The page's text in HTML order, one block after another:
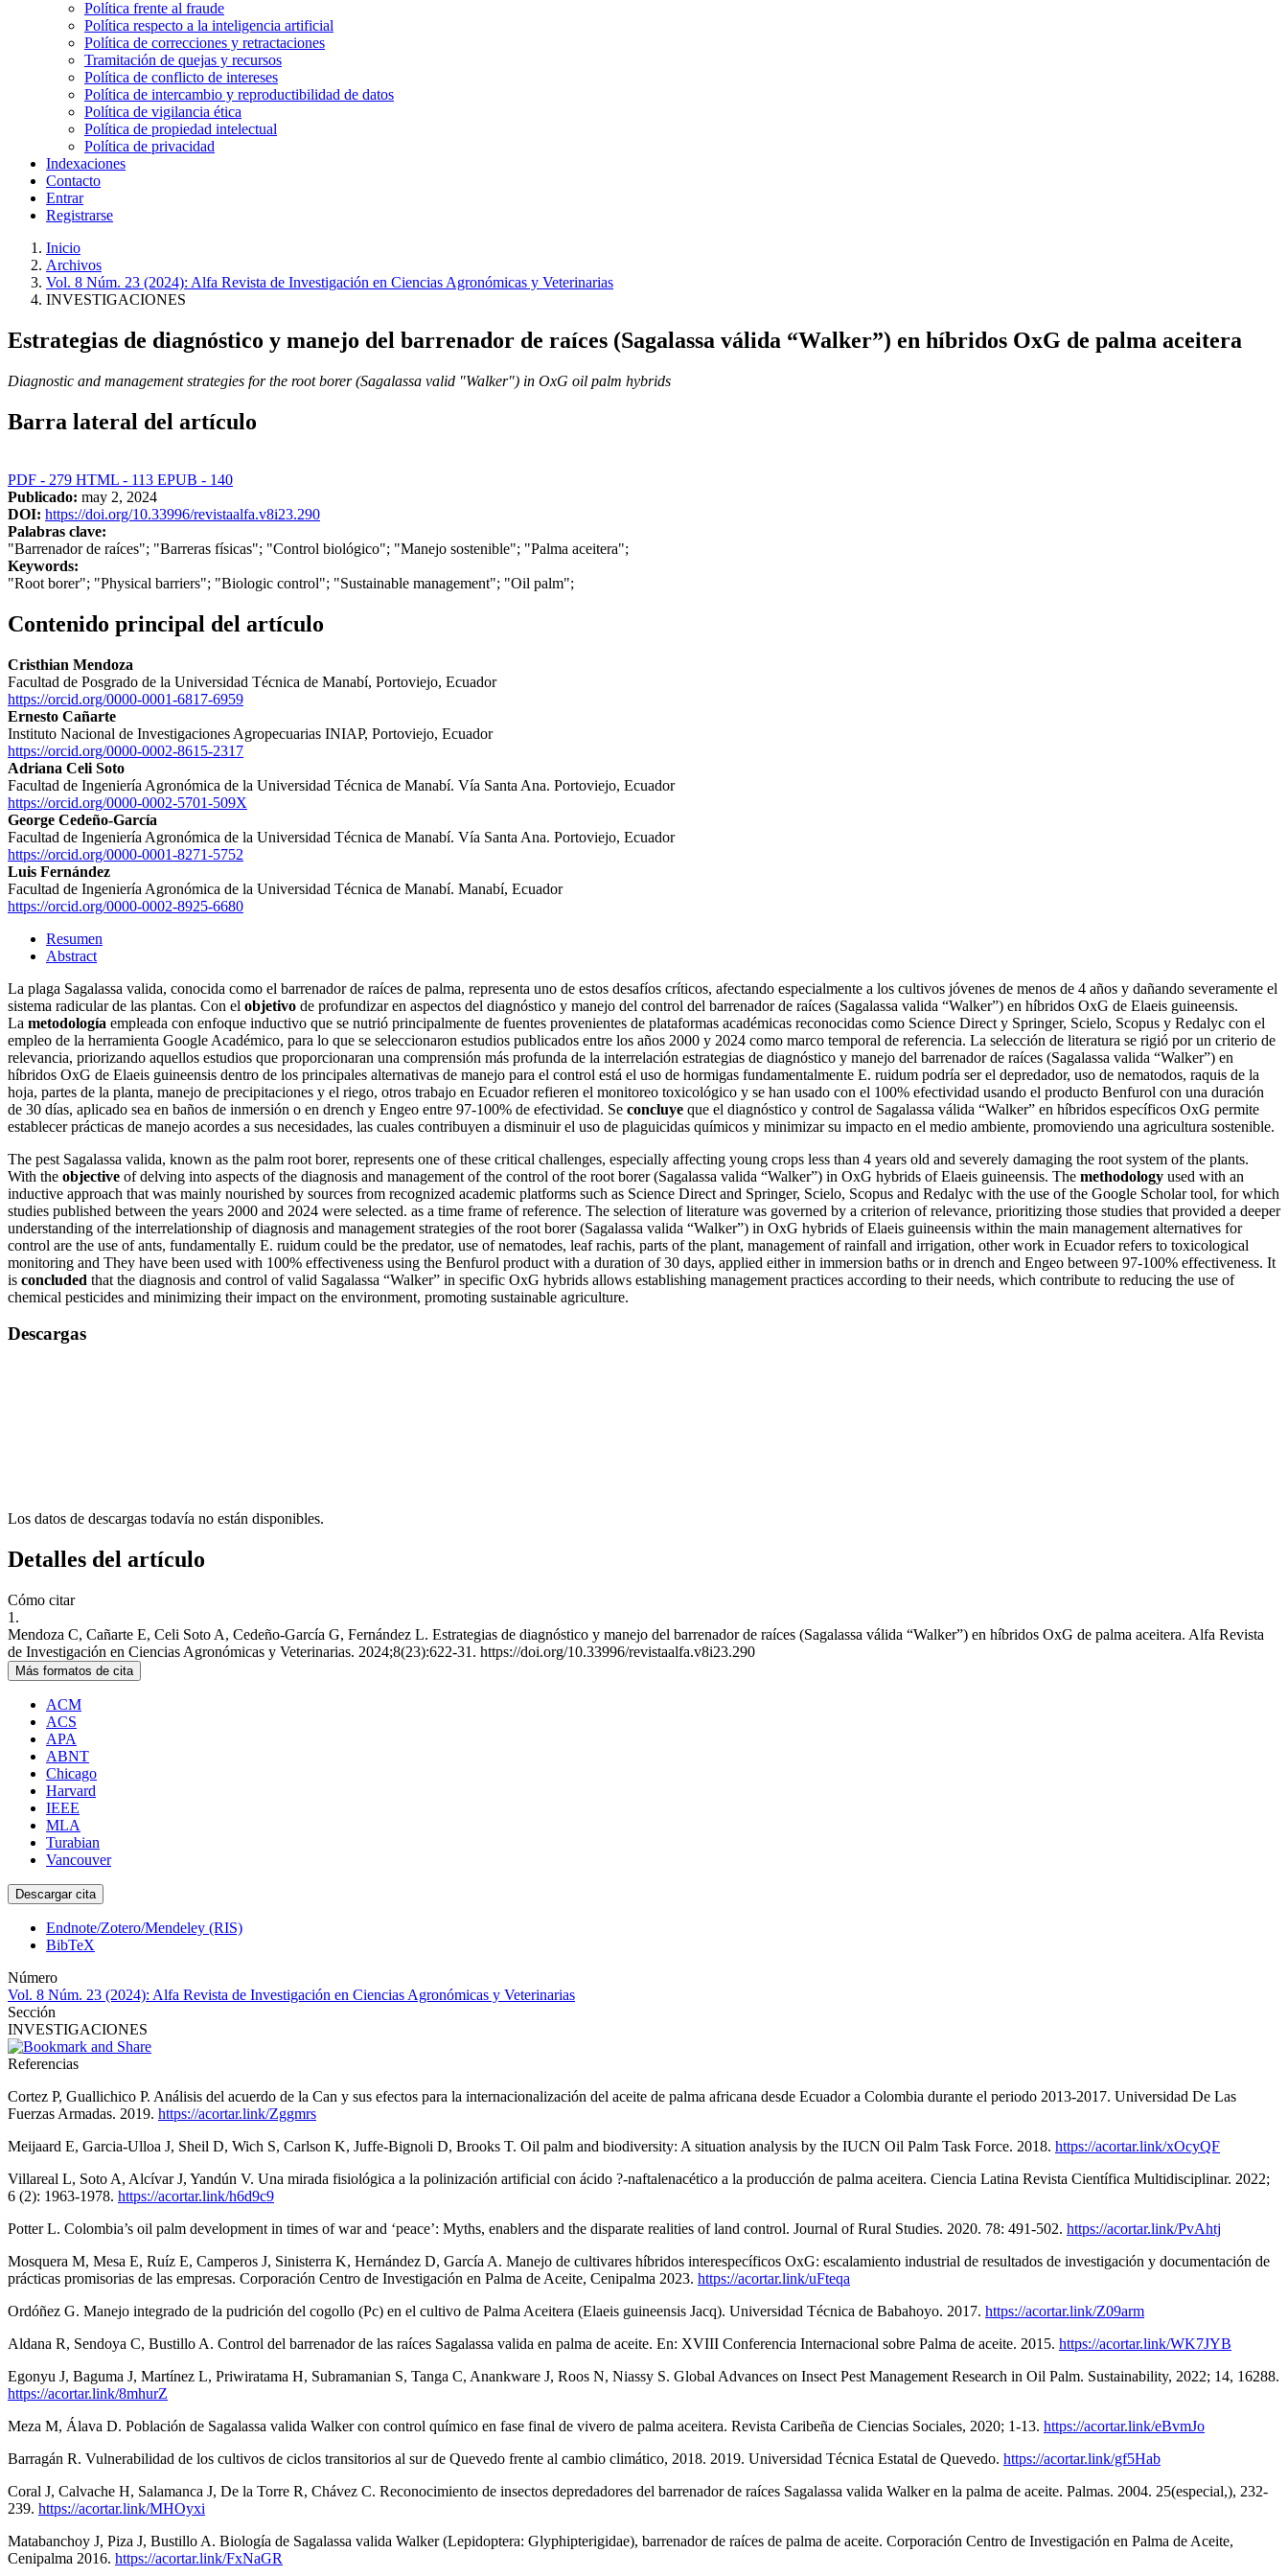
Política frente al fraude
Política respecto a la inteligencia artificial
Política de correcciones y retractaciones
Tramitación de quejas y recursos
Política de conflicto de intereses
Política de intercambio y reproductibilidad de datos
Política de vigilancia ética
Política de propiedad intelectual
Política de privacidad
Indexaciones
Contacto
Entrar
Registrarse
Inicio
Archivos
Vol. 8 Núm. 23 (2024): Alfa Revista de Investigación en Ciencias Agronómicas y Veterinarias
INVESTIGACIONES
Estrategias de diagnóstico y manejo del barrenador de raíces (Sagalassa válida “Walker”) en híbridos OxG de palma aceitera
Diagnostic and management strategies for the root borer (Sagalassa valid "Walker") in OxG oil palm hybrids
Barra lateral del artículo
PDF - 279 HTML - 113 EPUB - 140
Publicado: may 2, 2024
DOI: https://doi.org/10.33996/revistaalfa.v8i23.290
Palabras clave:
"Barrenador de raíces"; "Barreras físicas"; "Control biológico"; "Manejo sostenible"; "Palma aceitera";
Keywords:
"Root borer"; "Physical barriers"; "Biologic control"; "Sustainable management"; "Oil palm";
Contenido principal del artículo
Cristhian Mendoza
Facultad de Posgrado de la Universidad Técnica de Manabí, Portoviejo, Ecuador
https://orcid.org/0000-0001-6817-6959
Ernesto Cañarte
Instituto Nacional de Investigaciones Agropecuarias INIAP, Portoviejo, Ecuador
https://orcid.org/0000-0002-8615-2317
Adriana Celi Soto
Facultad de Ingeniería Agronómica de la Universidad Técnica de Manabí. Vía Santa Ana. Portoviejo, Ecuador
https://orcid.org/0000-0002-5701-509X
George Cedeño-García
Facultad de Ingeniería Agronómica de la Universidad Técnica de Manabí. Vía Santa Ana. Portoviejo, Ecuador
https://orcid.org/0000-0001-8271-5752
Luis Fernández
Facultad de Ingeniería Agronómica de la Universidad Técnica de Manabí. Manabí, Ecuador
https://orcid.org/0000-0002-8925-6680
Resumen
Abstract
La plaga Sagalassa valida, conocida como el barrenador de raíces de palma, representa uno de estos desafíos críticos, afectando especialmente a los cultivos jóvenes de menos de 4 años y dañando severamente el
sistema radicular de las plantas. Con el objetivo de profundizar en aspectos del diagnóstico y manejo del control del barrenador de raíces (Sagalassa valida “Walker”) en híbridos OxG de Elaeis guineensis.
La metodología empleada con enfoque inductivo que se nutrió principalmente de fuentes provenientes de plataformas académicas reconocidas como Science Direct y Springer, Scielo, Scopus y Redalyc con el
empleo de la herramienta Google Académico, para lo que se seleccionaron estudios publicados entre los años 2000 y 2024 como marco temporal de referencia. La selección de literatura se rigió por un criterio de
relevancia, priorizando aquellos estudios que proporcionaran una comprensión más profunda de la interrelación estrategias de diagnóstico y manejo del barrenador de raíces (Sagalassa valida “Walker”) en
híbridos OxG de Elaeis guineensis dentro de los principales alternativas de manejo para el control está el uso de hormigas fundamentalmente E. ruidum podría ser el depredador, uso de nematodos, raquis de la
hoja, partes de la planta, manejo de precipitaciones y el riego, otros trabajo en Ecuador refieren el monitoreo toxicológico y se han usado con el 100% efectividad usando el producto Benfurol con una duración
de 30 días, aplicado sea en baños de inmersión o en drench y Engeo entre 97-100% de efectividad. Se concluye que el diagnóstico y control de Sagalassa válida “Walker” en híbridos específicos OxG permite
establecer prácticas de manejo acordes a sus necesidades, las cuales contribuyen a disminuir el uso de plaguicidas químicos y minimizar su impacto en el medio ambiente, promoviendo una agricultura sostenible.
The pest Sagalassa valida, known as the palm root borer, represents one of these critical challenges, especially affecting young crops less than 4 years old and severely damaging the root system of the plants.
With the objective of delving into aspects of the diagnosis and management of the control of the root borer (Sagalassa valida “Walker”) in OxG hybrids of Elaeis guineensis. The methodology used with an
inductive approach that was mainly nourished by sources from recognized academic platforms such as Science Direct and Springer, Scielo, Scopus and Redalyc with the use of the Google Scholar tool, for which
studies published between the years 2000 and 2024 were selected. as a time frame of reference. The selection of literature was governed by a criterion of relevance, prioritizing those studies that provided a deeper
understanding of the interrelationship of diagnosis and management strategies of the root borer (Sagalassa valida “Walker”) in OxG hybrids of Elaeis guineensis within the main management alternatives for
control are the use of ants, fundamentally E. ruidum could be the predator, use of nematodes, leaf rachis, parts of the plant, management of rainfall and irrigation, other work in Ecuador refers to toxicological
monitoring and They have been used with 100% effectiveness using the Benfurol product with a duration of 30 days, applied either in immersion baths or in drench and Engeo between 97-100% effectiveness. It
is concluded that the diagnosis and control of valid Sagalassa “Walker” in specific OxG hybrids allows establishing management practices according to their needs, which contribute to reducing the use of
chemical pesticides and minimizing their impact on the environment, promoting sustainable agriculture.
Descargas
Los datos de descargas todavía no están disponibles.
Detalles del artículo
Cómo citar
1.
Mendoza C, Cañarte E, Celi Soto A, Cedeño-García G, Fernández L. Estrategias de diagnóstico y manejo del barrenador de raíces (Sagalassa válida “Walker”) en híbridos OxG de palma aceitera. Alfa Revista
de Investigación en Ciencias Agronómicas y Veterinarias. 2024;8(23):622-31. https://doi.org/10.33996/revistaalfa.v8i23.290
Más formatos de cita
ACM
ACS
APA
ABNT
Chicago
Harvard
IEEE
MLA
Turabian
Vancouver
Descargar cita
Endnote/Zotero/Mendeley (RIS)
BibTeX
Número
Vol. 8 Núm. 23 (2024): Alfa Revista de Investigación en Ciencias Agronómicas y Veterinarias
Sección
INVESTIGACIONES
Referencias
Cortez P, Guallichico P. Análisis del acuerdo de la Can y sus efectos para la internacionalización del aceite de palma africana desde Ecuador a Colombia durante el periodo 2013-2017. Universidad De Las
Fuerzas Armadas. 2019. https://acortar.link/Zggmrs
Meijaard E, Garcia-Ulloa J, Sheil D, Wich S, Carlson K, Juffe-Bignoli D, Brooks T. Oil palm and biodiversity: A situation analysis by the IUCN Oil Palm Task Force. 2018. https://acortar.link/xOcyQF
Villareal L, Soto A, Alcívar J, Yandún V. Una mirada fisiológica a la polinización artificial con ácido ?-naftalenacético a la producción de palma aceitera. Ciencia Latina Revista Científica Multidisciplinar. 2022;
6 (2): 1963-1978. https://acortar.link/h6d9c9
Potter L. Colombia’s oil palm development in times of war and ‘peace’: Myths, enablers and the disparate realities of land control. Journal of Rural Studies. 2020. 78: 491-502. https://acortar.link/PvAhtj
Mosquera M, Mesa E, Ruíz E, Camperos J, Sinisterra K, Hernández D, García A. Manejo de cultivares híbridos interespecíficos OxG: escalamiento industrial de resultados de investigación y documentación de
prácticas promisorias de las empresas. Corporación Centro de Investigación en Palma de Aceite, Cenipalma 2023. https://acortar.link/uFteqa
Ordóñez G. Manejo integrado de la pudrición del cogollo (Pc) en el cultivo de Palma Aceitera (Elaeis guineensis Jacq). Universidad Técnica de Babahoyo. 2017. https://acortar.link/Z09arm
Aldana R, Sendoya C, Bustillo A. Control del barrenador de las raíces Sagalassa valida en palma de aceite. En: XVIII Conferencia Internacional sobre Palma de aceite. 2015. https://acortar.link/WK7JYB
Egonyu J, Baguma J, Martínez L, Priwiratama H, Subramanian S, Tanga C, Anankware J, Roos N, Niassy S. Global Advances on Insect Pest Management Research in Oil Palm. Sustainability, 2022; 14, 16288.
https://acortar.link/8mhurZ
Meza M, Álava D. Población de Sagalassa valida Walker con control químico en fase final de vivero de palma aceitera. Revista Caribeña de Ciencias Sociales, 2020; 1-13. https://acortar.link/eBvmJo
Barragán R. Vulnerabilidad de los cultivos de ciclos transitorios al sur de Quevedo frente al cambio climático, 2018. 2019. Universidad Técnica Estatal de Quevedo. https://acortar.link/gf5Hab
Coral J, Calvache H, Salamanca J, De la Torre R, Chávez C. Reconocimiento de insectos depredadores del barrenador de raíces Sagalassa valida Walker en la palma de aceite. Palmas. 2004. 25(especial,), 232-
239. https://acortar.link/MHOyxi
Matabanchoy J, Piza J, Bustillo A. Biología de Sagalassa valida Walker (Lepidoptera: Glyphipterigidae), barrenador de raíces de palma de aceite. Corporación Centro de Investigación en Palma de Aceite,
Cenipalma 2016. https://acortar.link/FxNaGR